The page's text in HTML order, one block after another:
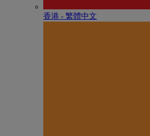
香港 - 繁體中文